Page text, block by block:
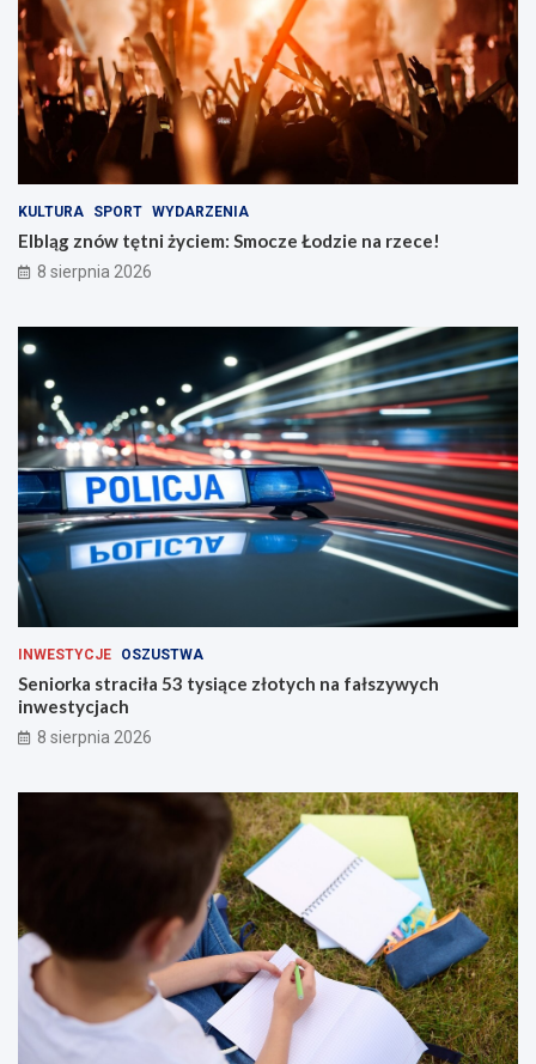
r
o
ż
n
o
i
n
d
r
a
c
e
n
a
r
z
e
e
!
KULTURA SPORT WYDARZENIA
Elbląg znów tętni życiem: Smocze Łodzie na rzece!
8 sierpnia 2026
INWESTYCJE OSZUSTWA
Seniorka straciła 53 tysiące złotych na fałszywych
inwestycjach
8 sierpnia 2026